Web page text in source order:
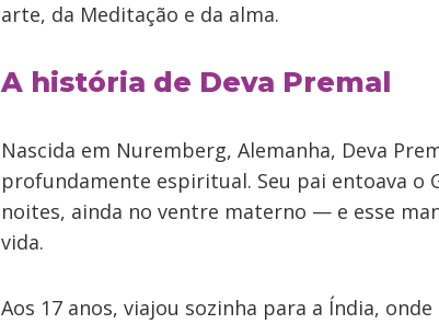
arte, da Meditação e da alma.
A história de Deva Premal
Nascida em Nuremberg, Alemanha, Deva
profundamente espiritual. Seu pai entoava o
noites, ainda no ventre materno — e esse
vida.
Aos 17 anos, viajou sozinha para a Índia,